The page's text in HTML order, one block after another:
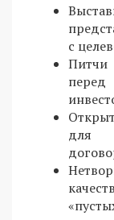
с
Питчи
перед
для